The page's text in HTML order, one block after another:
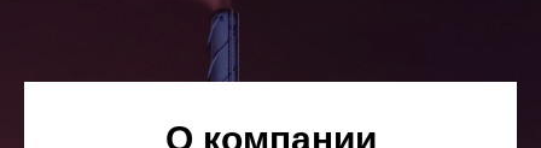
О компании